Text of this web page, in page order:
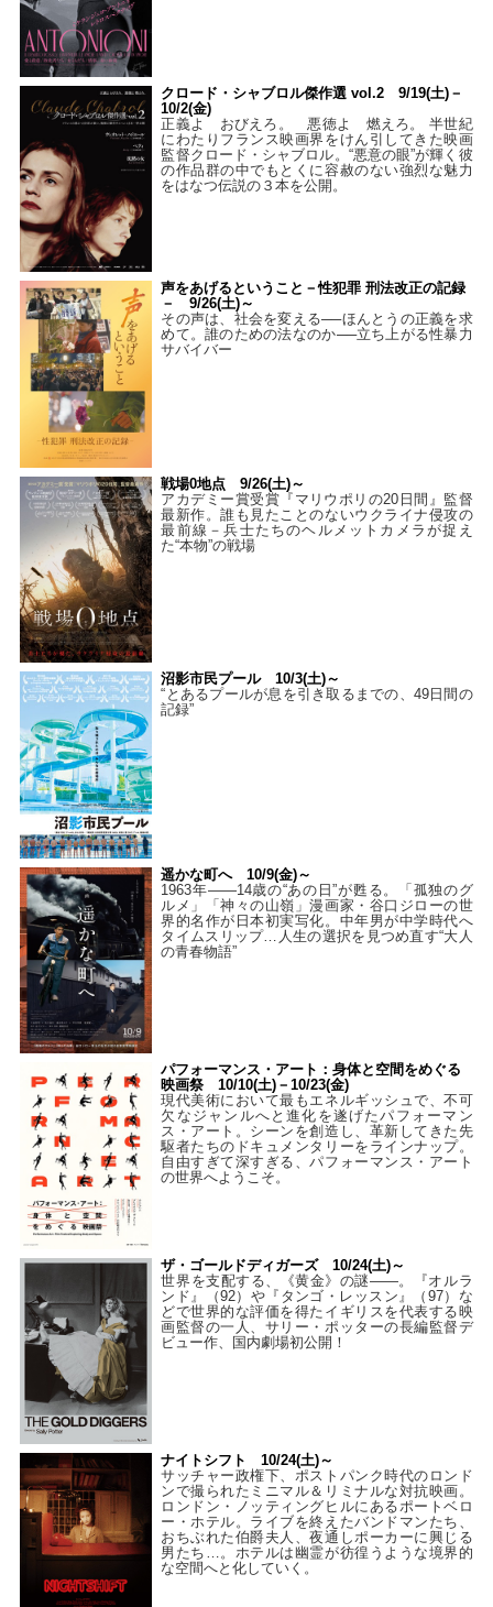
クロード・シャブロル傑作選 vol.2 9/19(土)－
10/2(金)
正義よ おびえろ。 悪徳よ 燃えろ。 半世紀
にわたりフランス映画界をけん引してきた映画
監督クロード・シャブロル。“悪意の眼”が輝く彼
の作品群の中でもとくに容赦のない強烈な魅力
をはなつ伝説の３本を公開。
声をあげるということ－性犯罪 刑法改正の記録
－ 9/26(土)～
その声は、社会を変える──ほんとうの正義を求
めて。誰のための法なのか──立ち上がる性暴力
サバイバー
戦場0地点 9/26(土)～
アカデミー賞受賞『マリウポリの20日間』監督
最新作。誰も見たことのないウクライナ侵攻の
最前線－兵士たちのヘルメットカメラが捉え
た“本物”の戦場
沼影市民プール 10/3(土)～
“とあるプールが息を引き取るまでの、49日間の
記録”
遥かな町へ 10/9(金)～
1963年――14歳の“あの日”が甦る。「孤独のグ
ルメ」「神々の山嶺」漫画家・谷口ジローの世
界的名作が日本初実写化。中年男が中学時代へ
タイムスリップ…人生の選択を見つめ直す“大人
の青春物語”
パフォーマンス・アート：身体と空間をめぐる
映画祭 10/10(土)－10/23(金)
現代美術において最もエネルギッシュで、不可
欠なジャンルへと進化を遂げたパフォーマン
ス・アート。シーンを創造し、革新してきた先
駆者たちのドキュメンタリーをラインナップ。
自由すぎて深すぎる、パフォーマンス・アート
の世界へようこそ。
ザ・ゴールドディガーズ 10/24(土)～
世界を支配する、《黄金》の謎――。『オルラ
ンド』（92）や『タンゴ・レッスン』（97）な
どで世界的な評価を得たイギリスを代表する映
画監督の一人、サリー・ポッターの長編監督デ
ビュー作、国内劇場初公開！
ナイトシフト 10/24(土)～
サッチャー政権下、ポストパンク時代のロンド
ンで撮られたミニマル＆リミナルな対抗映画。
ロンドン・ノッティングヒルにあるポートベロ
ー・ホテル。ライブを終えたバンドマンたち、
おちぶれた伯爵夫人、夜通しポーカーに興じる
男たち…。ホテルは幽霊が彷徨うような境界的
な空間へと化していく。